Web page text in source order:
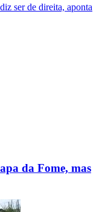
ser de direita, aponta
da Fome, mas